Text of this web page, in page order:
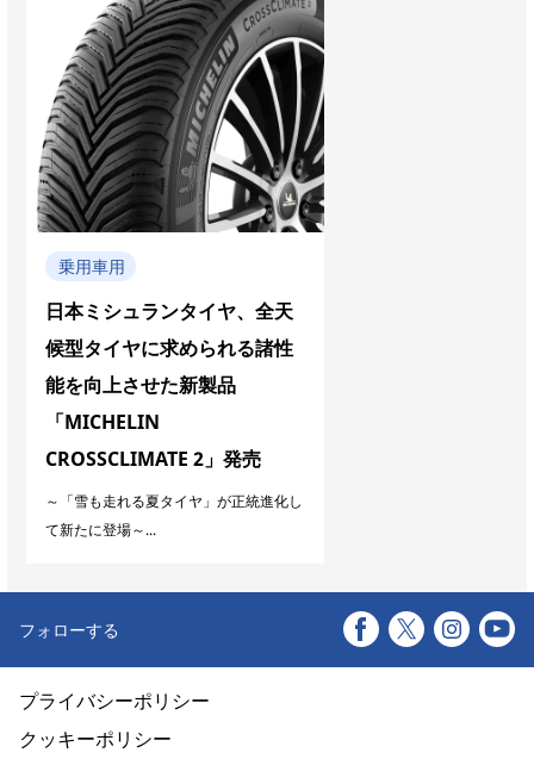
乗用車用
日本ミシュランタイヤ、全天
候型タイヤに求められる諸性
能を向上させた新製品
「MICHELIN
CROSSCLIMATE 2」発売
～「雪も走れる夏タイヤ」が正統進化し
て新たに登場～...
フォローする
プライバシーポリシー
クッキーポリシー